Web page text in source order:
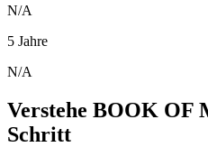
N/A
5 Jahre
N/A
Verstehe BOOK
Schritt